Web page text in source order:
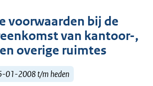
voorwaarden bij de
van kantoor-,
overige ruimtes
01-2008 t/m heden